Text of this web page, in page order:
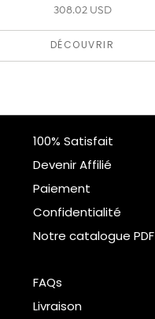
308.02 USD
DÉCOUVRIR
100% Satisfait
Devenir Affilié
Paiement
Confidentialité
Notre catalogue PDF
FAQs
Livraison